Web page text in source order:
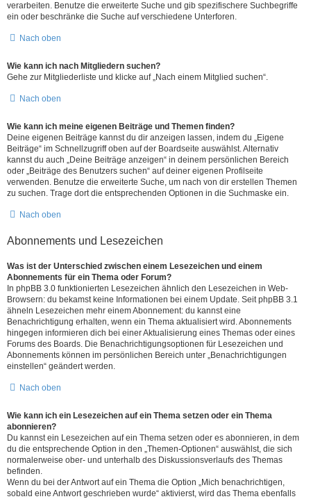
verarbeiten. Benutze die erweiterte Suche und gib spezifischere Suchbegriffe
ein oder beschränke die Suche auf verschiedene Unterforen.
Nach oben
Wie kann ich nach Mitgliedern suchen?
Gehe zur Mitgliederliste und klicke auf „Nach einem Mitglied suchen“.
Nach oben
Wie kann ich meine eigenen Beiträge und Themen finden?
Deine eigenen Beiträge kannst du dir anzeigen lassen, indem du „Eigene
Beiträge“ im Schnellzugriff oben auf der Boardseite auswählst. Alternativ
kannst du auch „Deine Beiträge anzeigen“ in deinem persönlichen Bereich
oder „Beiträge des Benutzers suchen“ auf deiner eigenen Profilseite
verwenden. Benutze die erweiterte Suche, um nach von dir erstellen Themen
zu suchen. Trage dort die entsprechenden Optionen in die Suchmaske ein.
Nach oben
Abonnements und Lesezeichen
Was ist der Unterschied zwischen einem Lesezeichen und einem
Abonnements für ein Thema oder Forum?
In phpBB 3.0 funktionierten Lesezeichen ähnlich den Lesezeichen in Web-
Browsern: du bekamst keine Informationen bei einem Update. Seit phpBB 3.1
ähneln Lesezeichen mehr einem Abonnement: du kannst eine
Benachrichtigung erhalten, wenn ein Thema aktualisiert wird. Abonnements
hingegen informieren dich bei einer Aktualisierung eines Themas oder eines
Forums des Boards. Die Benachrichtigungsoptionen für Lesezeichen und
Abonnements können im persönlichen Bereich unter „Benachrichtigungen
einstellen“ geändert werden.
Nach oben
Wie kann ich ein Lesezeichen auf ein Thema setzen oder ein Thema
abonnieren?
Du kannst ein Lesezeichen auf ein Thema setzen oder es abonnieren, in dem
du die entsprechende Option in den „Themen-Optionen“ auswählst, die sich
normalerweise ober- und unterhalb des Diskussionsverlaufs des Themas
befinden.
Wenn du bei der Antwort auf ein Thema die Option „Mich benachrichtigen,
sobald eine Antwort geschrieben wurde“ aktivierst, wird das Thema ebenfalls